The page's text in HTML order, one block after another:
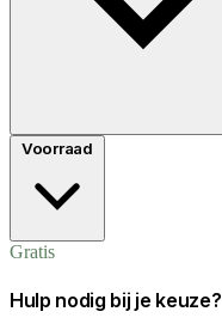
Voorraad
Gratis
Hulp nodig bij je keuze?